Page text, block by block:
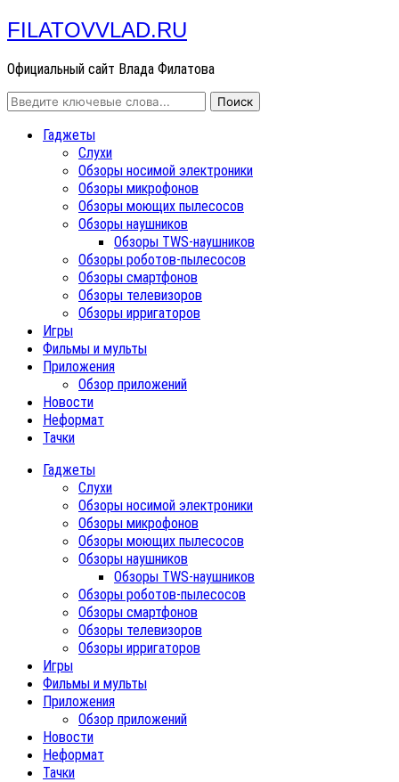
FILATOVVLAD.RU
Официальный сайт Влада Филатова
Гаджеты
Слухи
Обзоры носимой электроники
Обзоры микрофонов
Обзоры моющих пылесосов
Обзоры наушников
Обзоры TWS-наушников
Обзоры роботов-пылесосов
Обзоры смартфонов
Обзоры телевизоров
Обзоры ирригаторов
Игры
Фильмы и мульты
Приложения
Обзор приложений
Новости
Неформат
Тачки
Гаджеты
Слухи
Обзоры носимой электроники
Обзоры микрофонов
Обзоры моющих пылесосов
Обзоры наушников
Обзоры TWS-наушников
Обзоры роботов-пылесосов
Обзоры смартфонов
Обзоры телевизоров
Обзоры ирригаторов
Игры
Фильмы и мульты
Приложения
Обзор приложений
Новости
Неформат
Тачки